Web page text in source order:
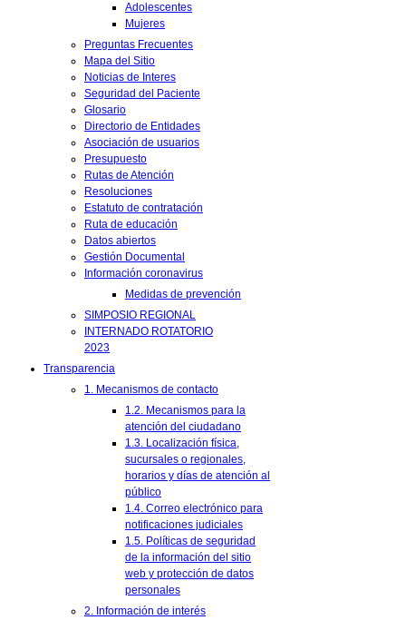
Adolescentes
Mujeres
Preguntas Frecuentes
Mapa del Sitio
Noticias de Interes
Seguridad del Paciente
Glosario
Directorio de Entidades
Asociación de usuarios
Presupuesto
Rutas de Atención
Resoluciones
Estatuto de contratación
Ruta de educación
Datos abiertos
Gestión Documental
Información coronavirus
Medidas de prevención
SIMPOSIO REGIONAL
INTERNADO ROTATORIO
2023
Transparencia
1. Mecanismos de contacto
1.2. Mecanismos para la
atención del ciudadano
1.3. Localización física,
sucursales o regionales,
horarios y días de atención al
público
1.4. Correo electrónico para
notificaciones judiciales
1.5. Políticas de seguridad
de la información del sitio
web y protección de datos
personales
2. Información de interés